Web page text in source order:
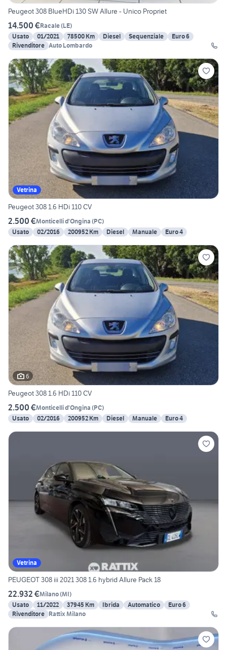
Peugeot 308 BlueHDi 130 SW Allure - Unico Propriet
14.500 €Racale(LE)
Usato
01/2021 78500 Km Diesel Sequenziale
Euro 6
Rivenditore Auto Lombardo
Vetrina
Peugeot 308 1.6 HDi 110 CV
2.500 €Monticelli d'Ongina (PC)
Usato
02/2016 200952 Km Diesel Manuale Euro 4
6
Peugeot 308 1.6 HDi 110 CV
2.500 €Monticelli d'Ongina (PC)
Usato
02/2016 200952 Km Diesel Manuale Euro 4
Vetrina
PEUGEOT 308 iii 2021 308 1.6 hybrid Allure Pack 18
22.932 €Milano(MI)
Usato
11/2022 37945 Km Ibrida Automatico
Euro 6
Rivenditore Rattix Milano